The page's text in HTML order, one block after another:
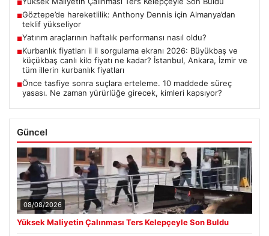
■
■Göztepe’de hareketlilik: Anthony Dennis için Almanya’dan
teklif yükseliyor
■Yatırım araçlarının haftalık performansı nasıl oldu?
■Kurbanlık fiyatları il il sorgulama ekranı 2026: Büyükbaş ve
küçükbaş canlı kilo fiyatı ne kadar? İstanbul, Ankara, İzmir ve
tüm illerin kurbanlık fiyatları
■Önce tasfiye sonra suçlara erteleme. 10 maddede süreç
yasası. Ne zaman yürürlüğe girecek, kimleri kapsıyor?
Güncel
08/08/2026
Yüksek Maliyetin Çalınması Ters Kelepçeyle Son Buldu